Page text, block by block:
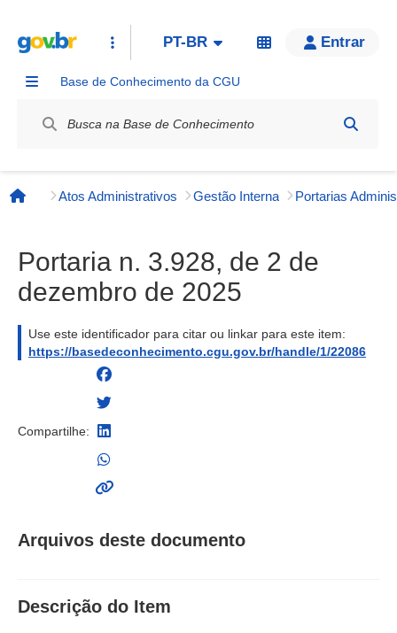
PT-BR Entrar
Base de Conhecimento da CGU
Página inicial
Atos Administrativos Gestão Interna
Portaria n. 3.928, de 2 de
dezembro de 2025
Use este identificador para citar ou linkar para este item:
https://basedeconhecimento.cgu.gov.br/handle/1/22086
Compartilhe:
Arquivos deste documento
Descrição do Item